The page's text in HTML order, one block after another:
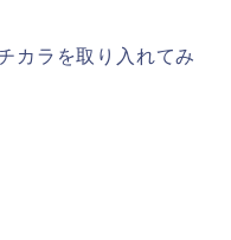
カラを取り入れてみ